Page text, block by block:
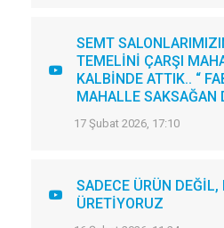
SEMT
TEMELİNİ ÇARŞI
KALBİNDE ATTIK.. “
MAHALLE SAKSAĞAN
17 Şubat 2026, 17:10
SADECE ÜRÜN
ÜRETİYORUZ